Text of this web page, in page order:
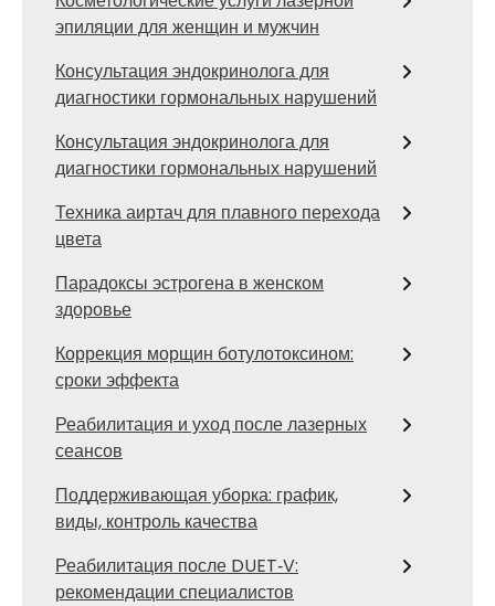
эпиляции для женщин и мужчин
Консультация эндокринолога для
диагностики гормональных нарушений
Консультация эндокринолога для
диагностики гормональных нарушений
Техника аиртач для плавного перехода
цвета
Парадоксы эстрогена в женском
здоровье
Коррекция морщин ботулотоксином:
сроки эффекта
Реабилитация и уход после лазерных
сеансов
Поддерживающая уборка: график,
виды, контроль качества
Реабилитация после DUET‑V:
рекомендации специалистов